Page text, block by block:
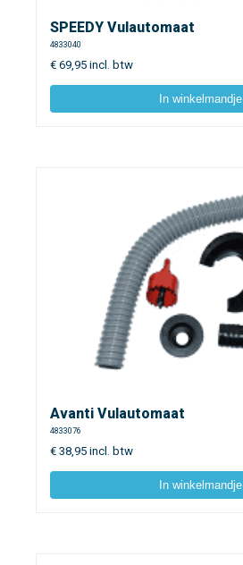
SPEEDY Vulautomaat
4833040
€ 69,95 incl. btw
In winkelmandje
Avanti Vulautomaat
4833076
€ 38,95 incl. btw
In winkelmandje